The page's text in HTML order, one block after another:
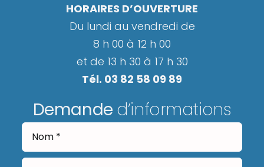
HORAIRES D’OUVERTURE
Du lundi au vendredi de
8 h 00 à 12 h 00
et de 13 h 30 à 17 h 30
Tél. 03 82 58 09 89
Demande d’informations